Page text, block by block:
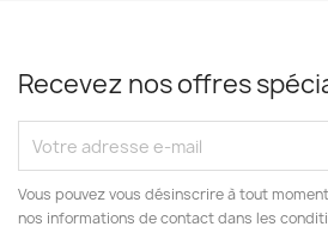
Recevez nos offres
Vous pouvez vous désinscrire à tout
nos informations de contact dans les